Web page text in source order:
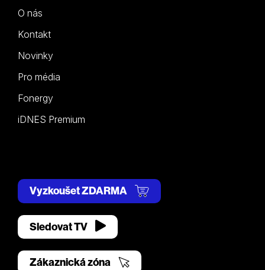
O nás
Kontakt
Novinky
Pro média
Fonergy
iDNES Premium
Vyzkoušet ZDARMA
Sledovat TV
Zákaznická zóna